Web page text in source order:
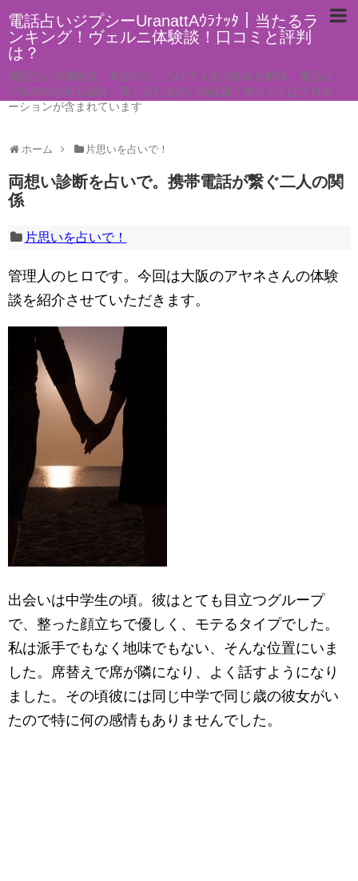
電話占いジプシーUranattAｳﾗﾅｯﾀ｜当たるラ
ンキング！ヴェルニ体験談！口コミと評判
は？
電話占いの体験談。本当のところは？人生の悩みを解決。電話占
い以外の占術も紹介。良く当たる占い師は誰？本サイトはプロモ
ーションが含まれています
ホーム 片思いを占いで！
両想い診断を占いで。携帯電話が繋ぐ二人の関
係
片思いを占いで！
管理人のヒロです。今回は大阪のアヤネさんの体験
談を紹介させていただきます。
出会いは中学生の頃。彼はとても目立つグループ
で、整った顔立ちで優しく、モテるタイプでした。
私は派手でもなく地味でもない、そんな位置にいま
した。席替えで席が隣になり、よく話すようになり
ました。その頃彼には同じ中学で同じ歳の彼女がい
たので特に何の感情もありませんでした。